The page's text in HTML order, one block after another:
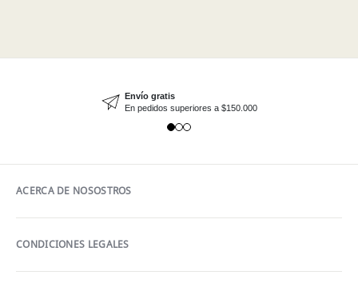
Envío gratis
En pedidos superiores a $150.000
ACERCA DE NOSOSTROS
CONDICIONES LEGALES